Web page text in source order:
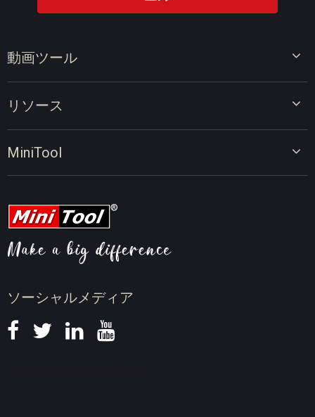
ソーシャルメディア
動画ツール
ビデオコンバーター
リソース
動画圧縮のヒント
ニュース
MiniTool